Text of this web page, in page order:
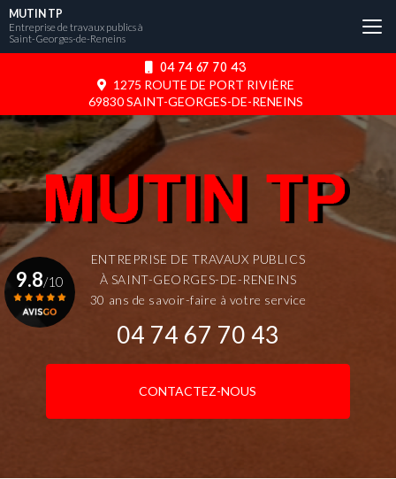
Aller
au
contenu
04 74 67 70 43
1275 ROUTE DE PORT RIVIÈRE
69830 SAINT-GEORGES-DE-RENEINS
MUTIN TP
Entreprise de travaux publics à
Saint-Georges-de-Reneins
ENTREPRISE DE TRAVAUX PUBLICS
À SAINT-GEORGES-DE-RENEINS
30 ans de savoir-faire à votre service
04 74 67 70 43
CONTACTEZ-NOUS
9.8/10